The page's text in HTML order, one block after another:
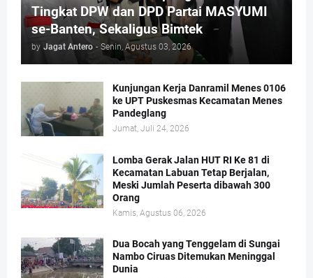
Tingkat DPW dan DPD Partai MASYUMI
se-Banten, Sekaligus Bimtek
by Jagat Antero - Senin, Agustus 03, 2026
Kunjungan Kerja Danramil Menes 0106
ke UPT Puskesmas Kecamatan Menes
Pandeglang
Jumat, Juli 24, 2026
Lomba Gerak Jalan HUT RI Ke 81 di
Kecamatan Labuan Tetap Berjalan,
Meski Jumlah Peserta dibawah 300
Orang
Kamis, Agustus 06, 2026
Dua Bocah yang Tenggelam di Sungai
Nambo Ciruas Ditemukan Meninggal
Dunia